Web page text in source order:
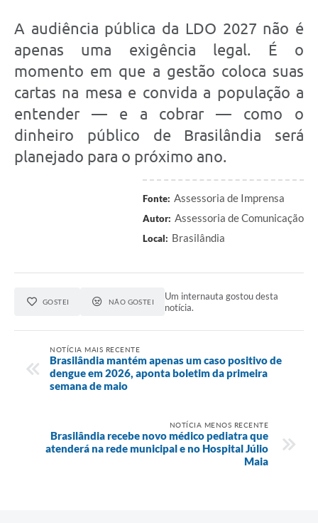
A audiência pública da LDO 2027 não é
apenas uma exigência legal. É o
momento em que a gestão coloca suas
cartas na mesa e convida a população a
entender — e a cobrar — como o
dinheiro público de Brasilândia será
planejado para o próximo ano.
Fonte: Assessoria de Imprensa
Autor: Assessoria de Comunicação
Local: Brasilândia
GOSTEI NÃO GOSTEI
Um internauta gostou desta
notícia.
NOTÍCIA MAIS RECENTE
Brasilândia mantém apenas um caso positivo de
dengue em 2026, aponta boletim da primeira
semana de maio
NOTÍCIA MENOS RECENTE
Brasilândia recebe novo médico pediatra que
atenderá na rede municipal e no Hospital Júlio
Maia